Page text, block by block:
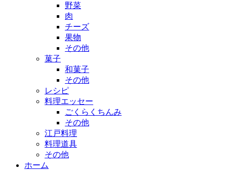
野菜
肉
チーズ
果物
その他
菓子
和菓子
その他
レシピ
料理エッセー
ごくらくちんみ
その他
江戸料理
料理道具
その他
ホーム